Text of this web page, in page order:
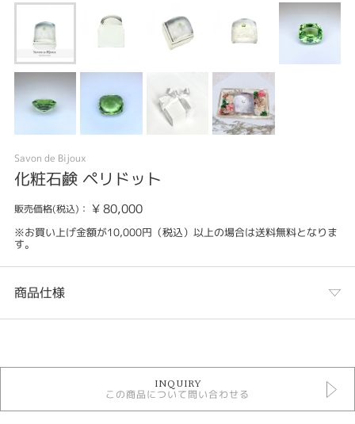
Savon de Bijoux
化粧石鹸 ペリドット
販売価格(税込)： ¥80,000
※お買い上げ金額が10,000円（税込）以上の場合は送料無料となりま
す。
商品仕様
化粧石鹸 SOLD OUT
サボンドビジュ 化粧石鹸 ＞ ペリドット
カラー
INQUIRY
この商品について問い合わせる